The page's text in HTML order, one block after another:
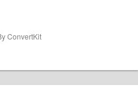
ConvertKit